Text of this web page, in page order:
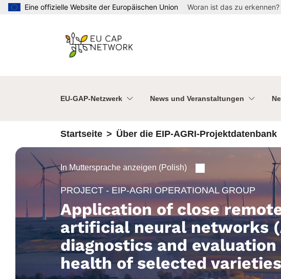
Direkt zum Inhalt
Eine offizielle Website der Europäischen Union Woran ist das zu erkennen?
EU-GAP-Netzwerk News und Veranstaltungen
Startseite Über die EIP-AGRI-Projektdatenbank
In Muttersprache anzeigen (Polish)
PROJECT - EIP-AGRI OPERATIONAL GROUP
Application of close
artificial neural networks
diagnostics and
health of selected varieties